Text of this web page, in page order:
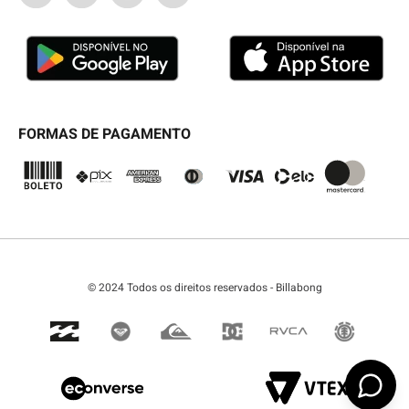
BLOG
SEJA UM REVENDEDOR
FORMAS DE PAGAMENTO
© 2024 Todos os direitos reservados - Billabong